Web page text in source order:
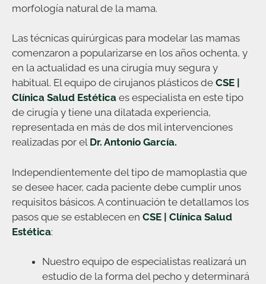
morfología natural de la mama.
Las técnicas quirúrgicas para modelar las mamas
comenzaron a popularizarse en los años ochenta, y
en la actualidad es una cirugía muy segura y
habitual. El equipo de cirujanos plásticos de CSE |
Clínica Salud Estética es especialista en este tipo
de cirugía y tiene una dilatada experiencia,
representada en más de dos mil intervenciones
realizadas por el Dr. Antonio García.
Independientemente del tipo de mamoplastia que
se desee hacer, cada paciente debe cumplir unos
requisitos básicos. A continuación te detallamos los
pasos que se establecen en CSE | Clínica Salud
Estética:
Nuestro equipo de especialistas realizará un
estudio de la forma del pecho y determinará